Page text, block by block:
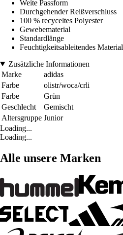
Weite Passform
Durchgehender Reißverschluss
100 % recyceltes Polyester
Gewebematerial
Standardlänge
Feuchtigkeitsableitendes Material
Zusätzliche Informationen
Marke
adidas
Farbe
olistr/woca/crli
Farbe
Grün
Geschlecht
Gemischt
Altersgruppe Junior
Loading...
Loading...
Alle unsere Marken